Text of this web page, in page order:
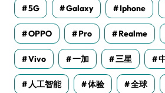
5G Galaxy Iphone
OPPO Pro Realme
Vivo 一加 三星
人工智能 体验 全球